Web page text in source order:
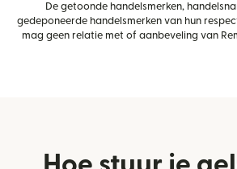
De getoonde handelsmerken,
gedeponeerde handelsmerken van hun
mag geen relatie met of aanbeveling van